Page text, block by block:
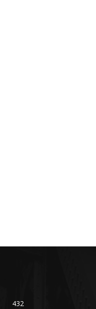
432